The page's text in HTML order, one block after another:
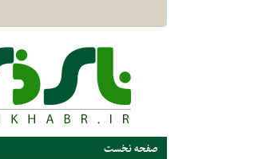
صفحه نخست